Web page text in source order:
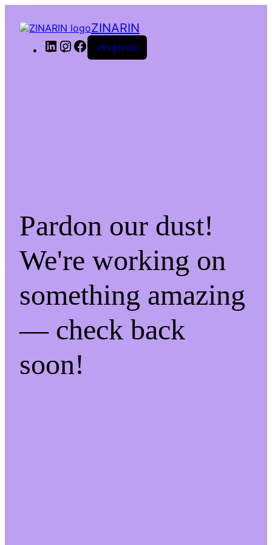
ZINARIN
LinkedInInstagram
Facebook
เข้าสู่ระบบ
Pardon our dust!
We're working on
something amazing
— check back
soon!